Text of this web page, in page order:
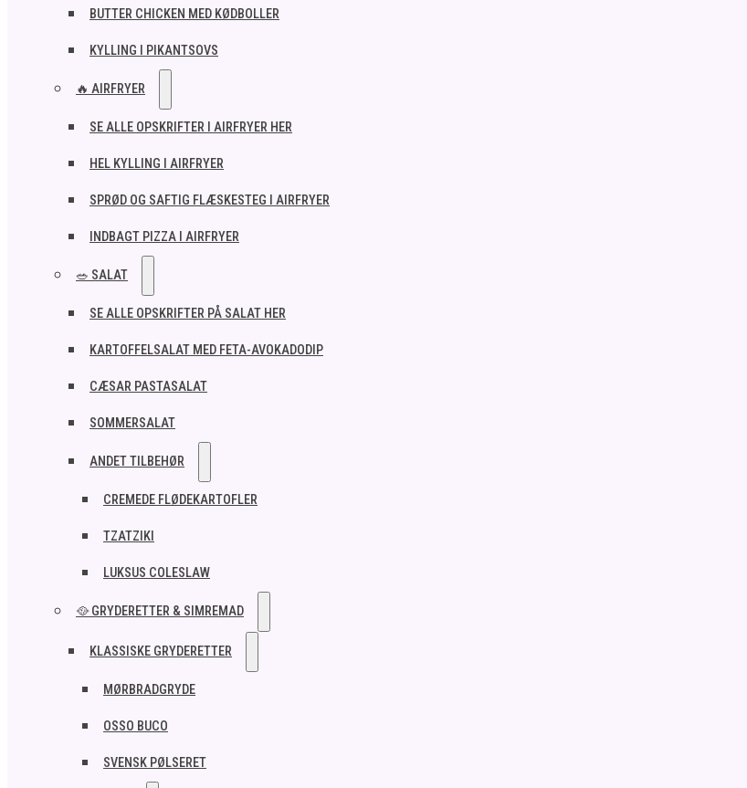
BUTTER CHICKEN MED KØDBOLLER
KYLLING I PIKANTSOVS
🔥 AIRFRYER
SE ALLE OPSKRIFTER I AIRFRYER HER
HEL KYLLING I AIRFRYER
SPRØD OG SAFTIG FLÆSKESTEG I AIRFRYER
INDBAGT PIZZA I AIRFRYER
🥗 SALAT
SE ALLE OPSKRIFTER PÅ SALAT HER
KARTOFFELSALAT MED FETA-AVOKADODIP
CÆSAR PASTASALAT
SOMMERSALAT
ANDET TILBEHØR
CREMEDE FLØDEKARTOFLER
TZATZIKI
LUKSUS COLESLAW
🥘 GRYDERETTER & SIMREMAD
KLASSISKE GRYDERETTER
MØRBRADGRYDE
OSSO BUCO
SVENSK PØLSERET